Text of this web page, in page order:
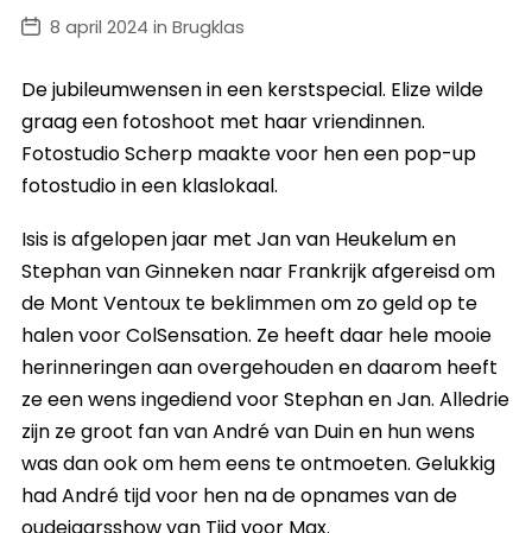
8 april 2024 in Brugklas
De jubileumwensen in een kerstspecial. Elize wilde
graag een fotoshoot met haar vriendinnen.
Fotostudio Scherp maakte voor hen een pop-up
fotostudio in een klaslokaal.
Isis is afgelopen jaar met Jan van Heukelum en
Stephan van Ginneken naar Frankrijk afgereisd om
de Mont Ventoux te beklimmen om zo geld op te
halen voor ColSensation. Ze heeft daar hele mooie
herinneringen aan overgehouden en daarom heeft
ze een wens ingediend voor Stephan en Jan. Alledrie
zijn ze groot fan van André van Duin en hun wens
was dan ook om hem eens te ontmoeten. Gelukkig
had André tijd voor hen na de opnames van de